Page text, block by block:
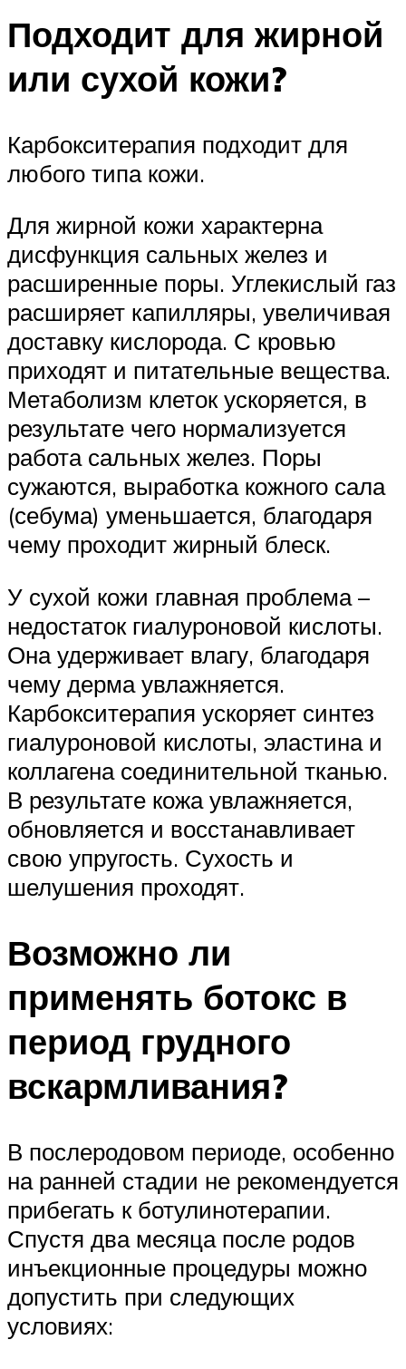
Подходит для жирной
или сухой кожи?
Карбокситерапия подходит для
любого типа кожи.
Для жирной кожи характерна
дисфункция сальных желез и
расширенные поры. Углекислый газ
расширяет капилляры, увеличивая
доставку кислорода. С кровью
приходят и питательные вещества.
Метаболизм клеток ускоряется, в
результате чего нормализуется
работа сальных желез. Поры
сужаются, выработка кожного сала
(себума) уменьшается, благодаря
чему проходит жирный блеск.
У сухой кожи главная проблема –
недостаток гиалуроновой кислоты.
Она удерживает влагу, благодаря
чему дерма увлажняется.
Карбокситерапия ускоряет синтез
гиалуроновой кислоты, эластина и
коллагена соединительной тканью.
В результате кожа увлажняется,
обновляется и восстанавливает
свою упругость. Сухость и
шелушения проходят.
Возможно ли
применять ботокс в
период грудного
вскармливания?
В послеродовом периоде, особенно
на ранней стадии не рекомендуется
прибегать к ботулинотерапии.
Спустя два месяца после родов
инъекционные процедуры можно
допустить при следующих
условиях: